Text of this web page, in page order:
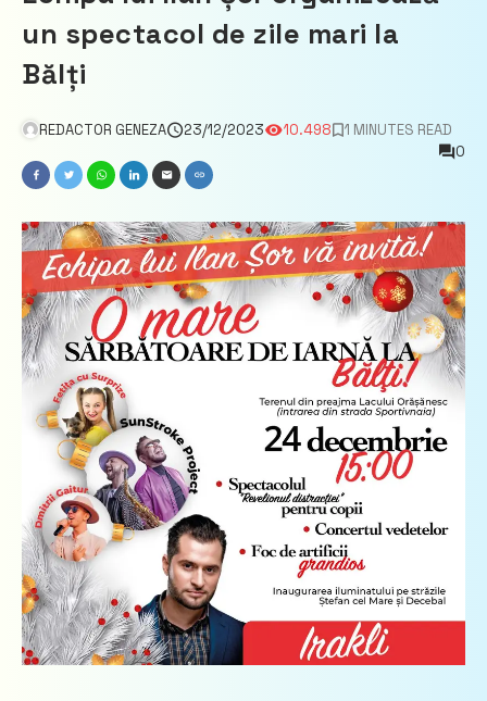
un spectacol de zile mari la
Bălți
REDACTOR GENEZA 23/12/2023 10.498
1 MINUTES READ
0